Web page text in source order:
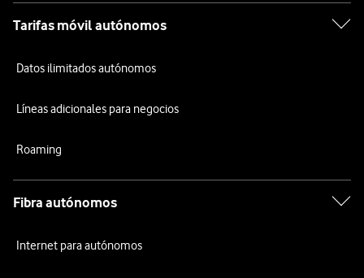
Tarifas móvil autónomos
Datos ilimitados autónomos
Líneas adicionales para negocios
Roaming
Fibra autónomos
Internet para autónomos